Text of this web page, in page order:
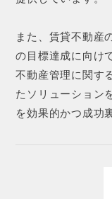
また、賃貸不動産
の目標達成に向け
不動産管理に関す
たソリューション
を効果的かつ成功